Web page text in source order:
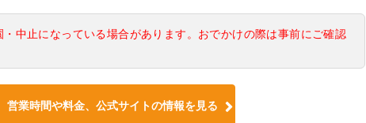
中止になっている場合があります。おでかけの際は事前にご確認
営業時間や料金、公式サイトの情報を見る